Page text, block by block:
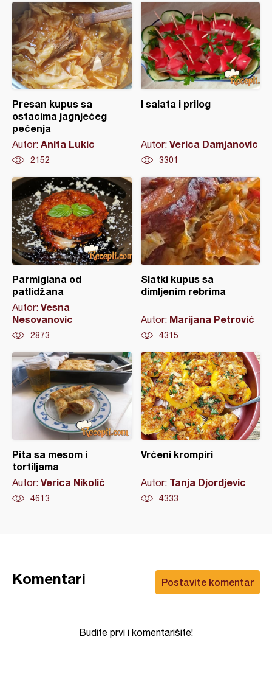
Presan kupus sa
ostacima jagnjećeg
pečenja
Autor: Anita Lukic
2152
I salata i prilog
Autor: Verica Damjanovic
3301
Parmigiana od
patlidžana
Autor: Vesna
Nesovanovic
2873
Slatki kupus sa
dimljenim rebrima
Autor: Marijana Petrović
4315
Pita sa mesom i
tortiljama
Autor: Verica Nikolić
4613
Vrćeni krompiri
Autor: Tanja Djordjevic
4333
Postavite komentar
Komentari
Budite prvi i komentarišite!